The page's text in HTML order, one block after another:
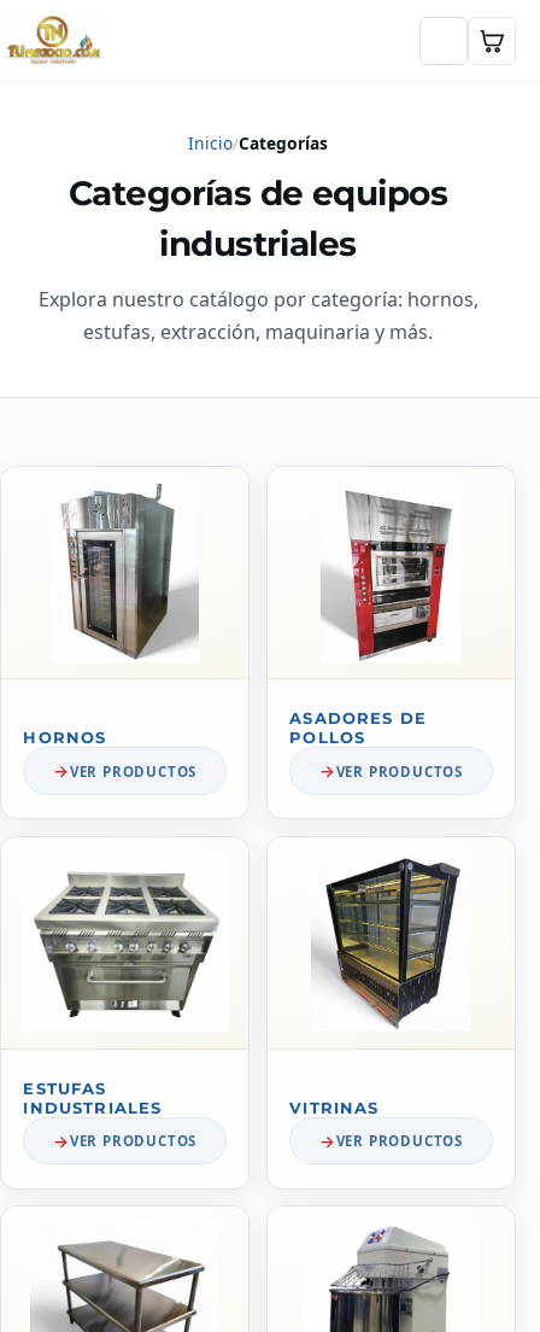
Inicio Categorías
Categorías de equipos
industriales
Explora nuestro catálogo por categoría: hornos,
estufas, extracción, maquinaria y más.
HORNOS
VER PRODUCTOS
ASADORES DE
POLLOS
VER PRODUCTOS
ESTUFAS
INDUSTRIALES
VER PRODUCTOS
VITRINAS
VER PRODUCTOS